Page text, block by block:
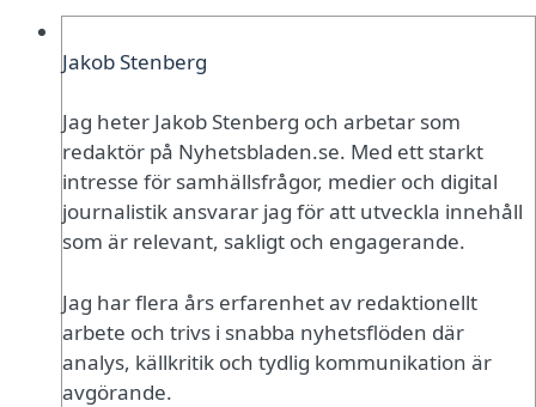
Jakob Stenberg
Jag heter Jakob Stenberg och arbetar som
redaktör på Nyhetsbladen.se. Med ett starkt
intresse för samhällsfrågor, medier och digital
journalistik ansvarar jag för att utveckla innehåll
som är relevant, sakligt och engagerande.
Jag har flera års erfarenhet av redaktionellt
arbete och trivs i snabba nyhetsflöden där
analys, källkritik och tydlig kommunikation är
avgörande.